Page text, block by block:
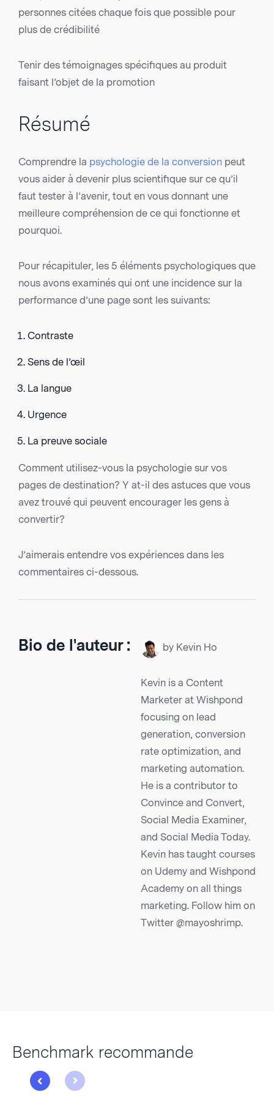
personnes citées chaque fois que possible pour
plus de crédibilité
Tenir des témoignages spécifiques au produit
faisant l’objet de la promotion
Résumé
Comprendre la psychologie de la conversion peut
vous aider à devenir plus scientifique sur ce qu’il
faut tester à l’avenir, tout en vous donnant une
meilleure compréhension de ce qui fonctionne et
pourquoi.
Pour récapituler, les 5 éléments psychologiques que
nous avons examinés qui ont une incidence sur la
performance d’une page sont les suivants:
Contraste
Sens de l’œil
La langue
Urgence
La preuve sociale
Comment utilisez-vous la psychologie sur vos
pages de destination? Y at-il des astuces que vous
avez trouvé qui peuvent encourager les gens à
convertir?
J’aimerais entendre vos expériences dans les
commentaires ci-dessous.
Bio de l'auteur : by Kevin Ho
Kevin is a Content
Marketer at Wishpond
focusing on lead
generation, conversion
rate optimization, and
marketing automation.
He is a contributor to
Convince and Convert,
Social Media Examiner,
and Social Media Today.
Kevin has taught courses
on Udemy and Wishpond
Academy on all things
marketing. Follow him on
Twitter @mayoshrimp.
Benchmark recommande